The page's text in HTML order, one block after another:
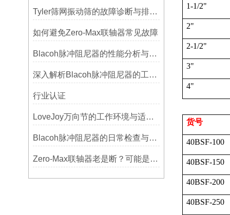
Tyler筛网振动筛的故障诊断与排除方法总结
如何避免Zero-Max联轴器常见故障
Blacoh脉冲阻尼器的性能分析与测试方法
深入解析Blacoh脉冲阻尼器的工作原理与应用
行业认证
LoveJoy万向节的工作环境与适用范围
Blacoh脉冲阻尼器的日常检查与预防性维护清单
Zero-Max联轴器老是断？可能是选型没考虑径向偏差
1-1/2"
2"
2-1/2"
3"
4"
货号
40BSF-100
40BSF-150
40BSF-200
40BSF-250